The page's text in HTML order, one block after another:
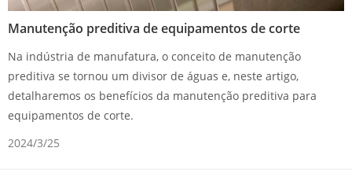
Manutenção preditiva de equipamentos de corte
Na indústria de manufatura, o conceito de manutenção
preditiva se tornou um divisor de águas e, neste artigo,
detalharemos os benefícios da manutenção preditiva para
equipamentos de corte.
2024/3/25